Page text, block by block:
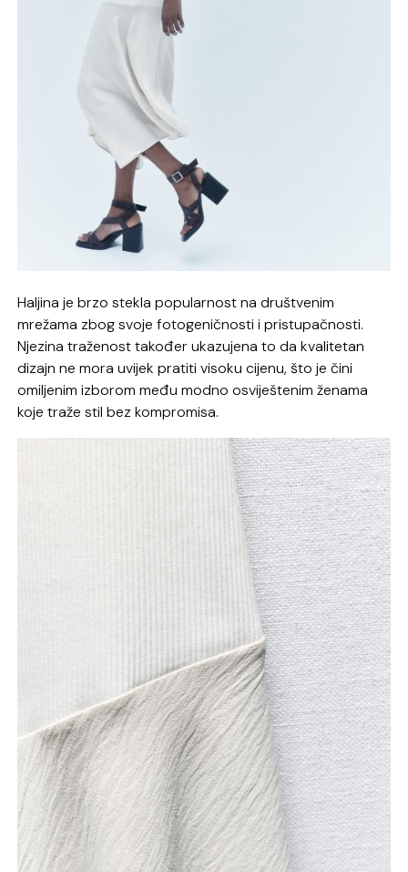
Haljina je brzo stekla popularnost na društvenim
mrežama zbog svoje fotogeničnosti i pristupačnosti.
Njezina traženost također ukazujena to da kvalitetan
dizajn ne mora uvijek pratiti visoku cijenu, što je čini
omiljenim izborom među modno osviještenim ženama
koje traže stil bez kompromisa.